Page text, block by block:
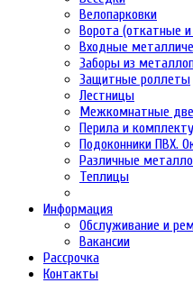
Велопарковки
Ворота (откатные
Входные
Заборы из
Защитные роллеты
Лестницы
Межкомнатные
Перила и
Подоконники ПВХ.
Различные
Теплицы
Информация
Обслуживание и
Вакансии
Рассрочка
Контакты